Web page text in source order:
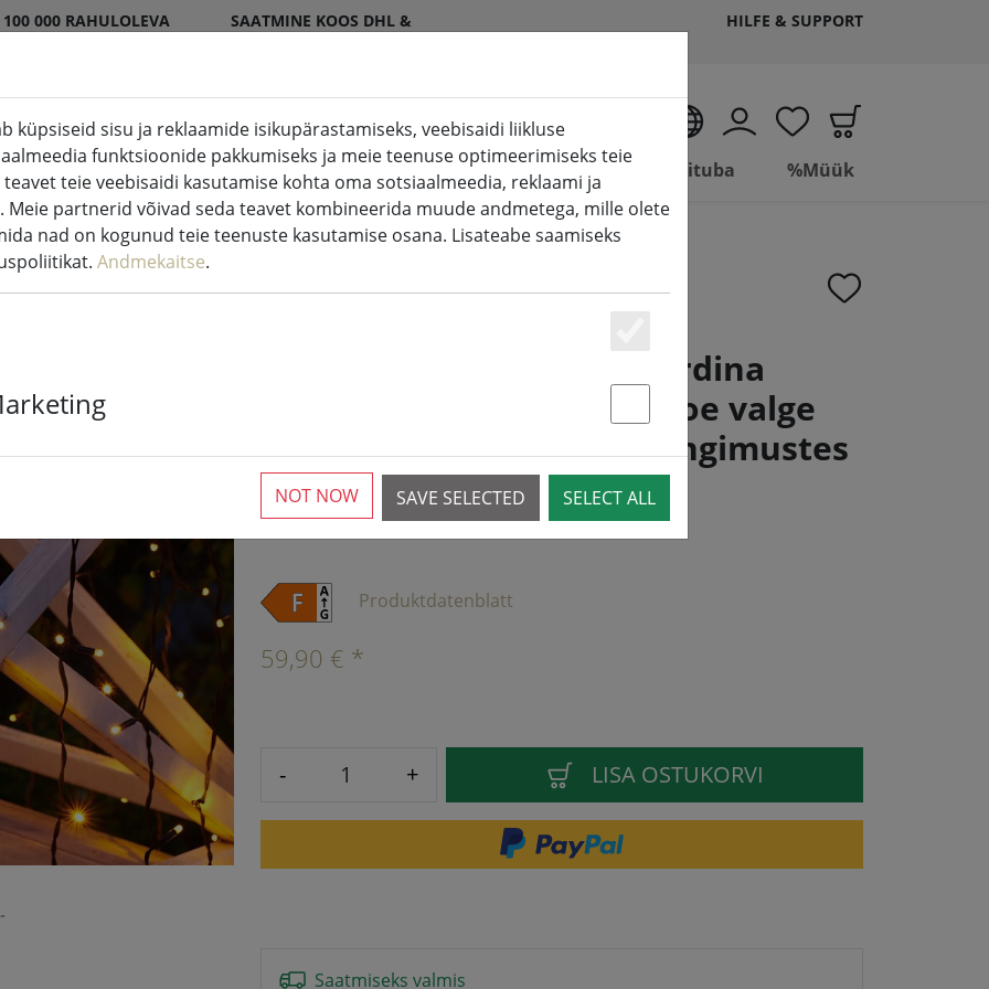
100 000 RAHULOLEVA
SAATMINE KOOS DHL &
HILFE & SUPPORT
küünlad sise- ja välistingimustes
Köök ja toit Living Vannituba %Müük
Sirius Tech-Line valguskardina
stardikomplekt 100 LED soe valge
1,5 x 2 m 230V must välitingimustes
6 Saadaval
Produktdatenblatt
59,90 € *
- + LISA OSTUKORVI
Saatmiseks valmis
küpsiseid sisu ja reklaamide isikupärastamiseks, veebisaidi liikluse
funktsioonide pakkumiseks ja meie teenuse optimeerimiseks teie
teie veebisaidi kasutamise kohta oma sotsiaalmeedia, reklaami ja
partnerid võivad seda teavet kombineerida muude andmetega, mille olete
nad on kogunud teie teenuste kasutamise osana. Lisateabe saamiseks
Andmekaitse.
Essenziell
Statstik & Marketing
SAVE SELECTED SELECT ALL
NOT NOW